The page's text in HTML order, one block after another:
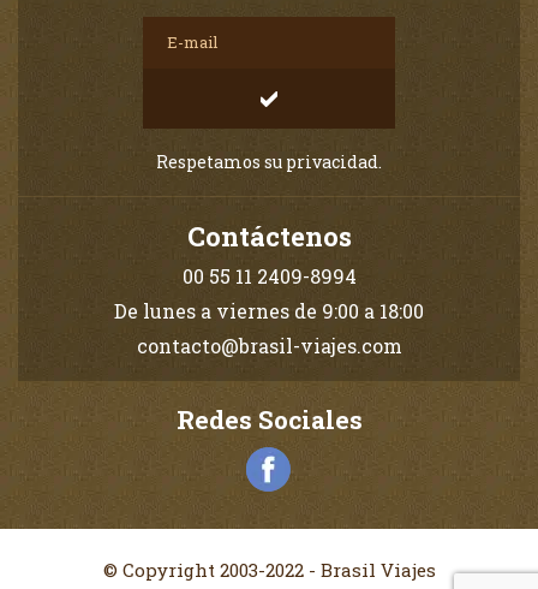
Respetamos su privacidad.
Contáctenos
00 55 11 2409-8994
De lunes a viernes de 9:00 a 18:00
contacto@brasil-viajes.com
Redes Sociales
© Copyright 2003-2022 - Brasil Viajes